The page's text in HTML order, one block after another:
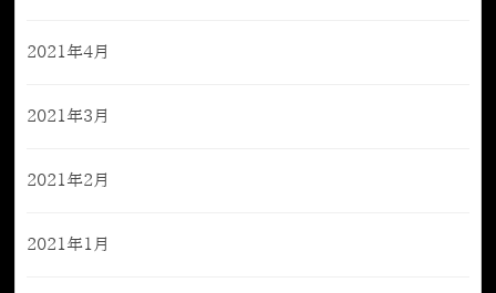
2021年4月
2021年3月
2021年2月
2021年1月